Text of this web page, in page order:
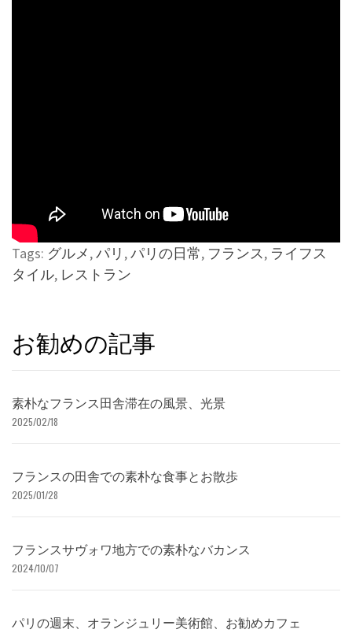
Tags: グルメ,パリ ,パリの日常, フランス, ライフス
タイル, レストラン
お勧めの記事
素朴なフランス田舎滞在の風景、光景
2025/02/18
フランスの田舎での素朴な食事とお散歩
2025/01/28
フランスサヴォワ地方での素朴なバカンス
2024/10/07
パリの週末、オランジュリー美術館、お勧めカフェ